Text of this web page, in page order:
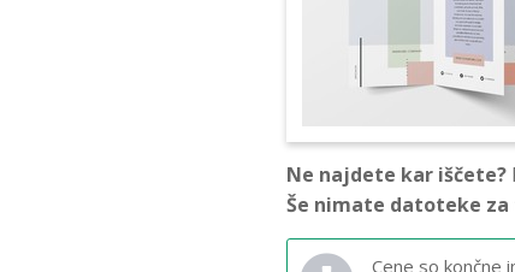
Ne najdete kar iščete?
Še nimate datoteke za
Cene so končne